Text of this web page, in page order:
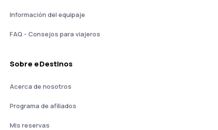
Información del equipaje
FAQ - Consejos para viajeros
Sobre eDestinos
Acerca de nosotros
Programa de afiliados
Mis reservas